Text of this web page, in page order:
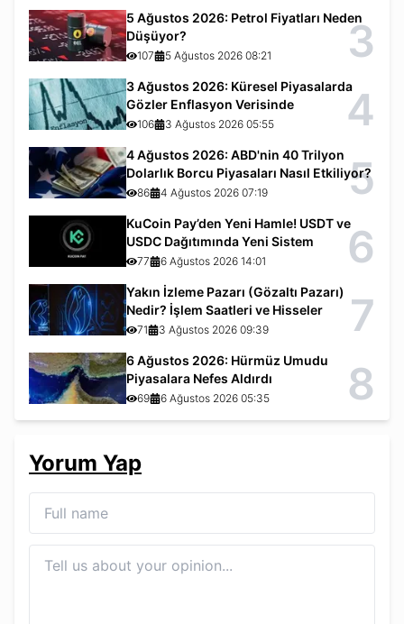
5 Ağustos 2026: Petrol Fiyatları Neden
Düşüyor?
107 5 Ağustos 2026 08:21 3
3 Ağustos 2026: Küresel Piyasalarda
Gözler Enflasyon Verisinde
106 3 Ağustos 2026 05:55 4
4 Ağustos 2026: ABD'nin 40 Trilyon
Dolarlık Borcu Piyasaları Nasıl Etkiliyor?
86 4 Ağustos 2026 07:19 5
KuCoin Pay’den Yeni Hamle! USDT ve
USDC Dağıtımında Yeni Sistem
77 6 Ağustos 2026 14:01 6
Yakın İzleme Pazarı (Gözaltı Pazarı)
Nedir? İşlem Saatleri ve Hisseler
71 3 Ağustos 2026 09:39 7
6 Ağustos 2026: Hürmüz Umudu
Piyasalara Nefes Aldırdı
69 6 Ağustos 2026 05:35 8
Yorum Yap